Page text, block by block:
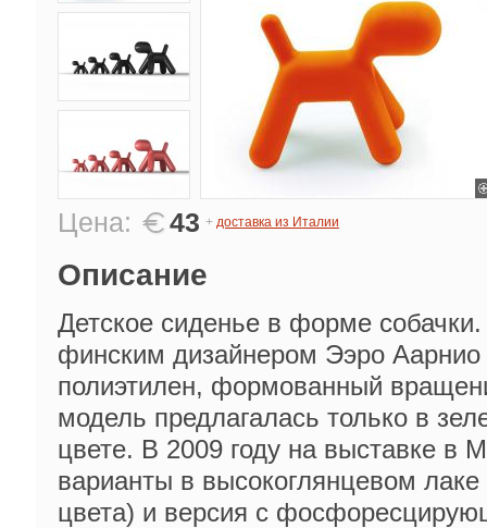
Цена: 43 + доставка из Италии
Описание
Детское сиденье в форме
финским дизайнером Ээро
полиэтилен, формованный
модель предлагалась только в
цвете. В 2009 году на выставке в
варианты в высокоглянцевом
цвета) и версия с